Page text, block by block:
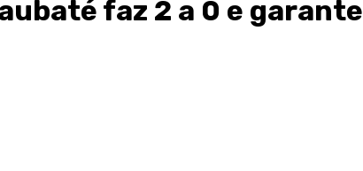
faz 2 a 0 e garante